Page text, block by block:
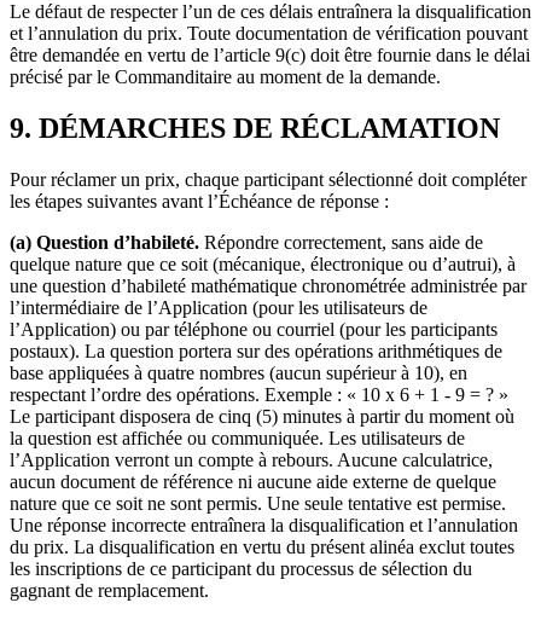
Le défaut de respecter l’un de ces délais entraînera la disqualification
et l’annulation du prix. Toute documentation de vérification pouvant
être demandée en vertu de l’article 9(c) doit être fournie dans le délai
précisé par le Commanditaire au moment de la demande.
9. DÉMARCHES DE RÉCLAMATION
Pour réclamer un prix, chaque participant sélectionné doit compléter
les étapes suivantes avant l’Échéance de réponse :
(a) Question d’habileté. Répondre correctement, sans aide de
quelque nature que ce soit (mécanique, électronique ou d’autrui), à
une question d’habileté mathématique chronométrée administrée par
l’intermédiaire de l’Application (pour les utilisateurs de
l’Application) ou par téléphone ou courriel (pour les participants
postaux). La question portera sur des opérations arithmétiques de
base appliquées à quatre nombres (aucun supérieur à 10), en
respectant l’ordre des opérations. Exemple : « 10 x 6 + 1 - 9 = ? »
Le participant disposera de cinq (5) minutes à partir du moment où
la question est affichée ou communiquée. Les utilisateurs de
l’Application verront un compte à rebours. Aucune calculatrice,
aucun document de référence ni aucune aide externe de quelque
nature que ce soit ne sont permis. Une seule tentative est permise.
Une réponse incorrecte entraînera la disqualification et l’annulation
du prix. La disqualification en vertu du présent alinéa exclut toutes
les inscriptions de ce participant du processus de sélection du
gagnant de remplacement.